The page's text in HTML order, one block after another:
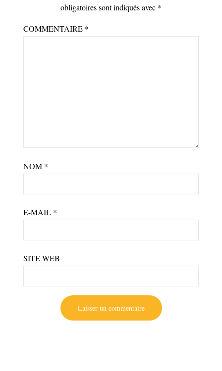
obligatoires sont indiqués avec *
COMMENTAIRE *
NOM *
E-MAIL *
SITE WEB